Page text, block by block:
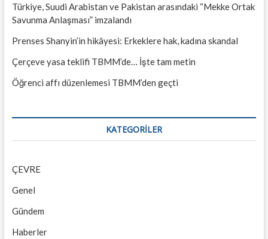
Türkiye, Suudi Arabistan ve Pakistan arasındaki “Mekke Ortak
Savunma Anlaşması” imzalandı
Prenses Shanyin’in hikâyesi: Erkeklere hak, kadına skandal
Çerçeve yasa teklifi TBMM’de… İşte tam metin
Öğrenci affı düzenlemesi TBMM’den geçti
KATEGORILER
ÇEVRE
Genel
Gündem
Haberler